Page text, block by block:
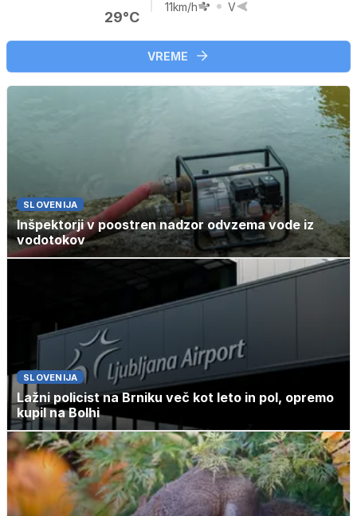
29°C
11km/h V
VREME
SLOVENIJA
Inšpektorji v poostren nadzor odvzema vode iz
vodotokov
SLOVENIJA
Lažni policist na Brniku več kot leto in pol, opremo
kupil na Bolhi